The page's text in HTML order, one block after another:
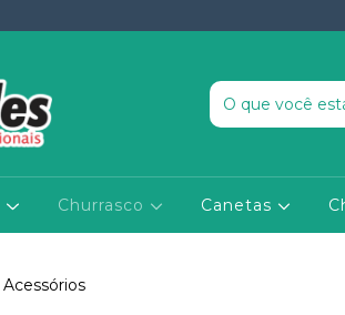
Churrasco Canetas
Acessórios